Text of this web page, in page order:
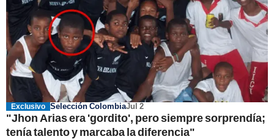
Exclusivo Selección ColombiaJul 2
"Jhon Arias era 'gordito', pero siempre sorprendía;
tenía talento y marcaba la diferencia"